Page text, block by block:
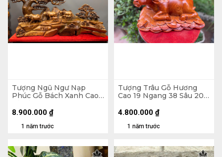
Tượng Ngũ Ngư Nạp
Phúc Gỗ Bách Xanh Cao
20 - Kỷ Cao 11 (cm)
1 năm trước
8.900.000 ₫
Tượng Trâu Gỗ Hương
Cao 19 Ngang 38 Sâu 20
1 năm trước
4.800.000 ₫